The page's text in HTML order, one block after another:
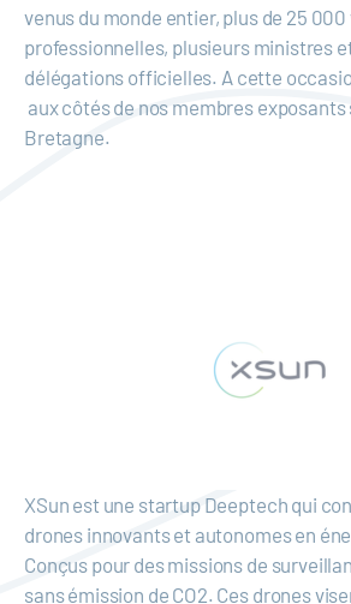
venus du monde entier, plus de 25
professionnelles, plusieurs ministres
délégations officielles. A cette
aux côtés de nos membres exposants
Bretagne.
XSun est une startup Deeptech qui
drones innovants et autonomes en
Conçus pour des missions de
sans émission de CO2. Ces drones